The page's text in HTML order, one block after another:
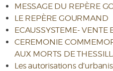
MESSAGE DU REPÈRE
LE REPÈRE GOURMAND
ECAUSSYSTEME- VENTE
CEREMONIE
AUX MORTS DE
Les autorisations